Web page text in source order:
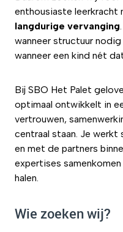
enthousiaste
langdurige vervanging
wanneer structuur nodig
wanneer een kind nét
Bij SBO Het Palet
optimaal ontwikkelt in
vertrouwen,
centraal staan. Je werkt
en met de partners
expertises
halen.
Wie zoeken wij?